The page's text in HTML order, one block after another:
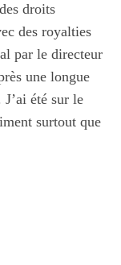
droits
des royalties
par le directeur
une longue
été sur le
surtout que